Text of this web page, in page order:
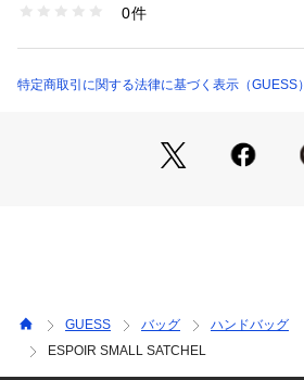
0件
特定商取引に関する法律に基づく表示（GUESS）
GUESS バッグ
ハンドバッグ
ESPOIR SMALL SATCHEL